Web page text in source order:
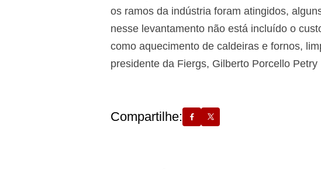
os ramos da indústria foram atingidos,
nesse levantamento não está incluído o
como aquecimento de caldeiras e fornos,
presidente da Fiergs, Gilberto Porcello Petry
Compartilhe: